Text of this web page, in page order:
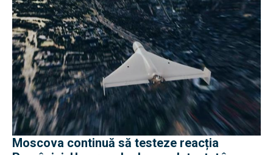
Moscova continuă să testeze reacția